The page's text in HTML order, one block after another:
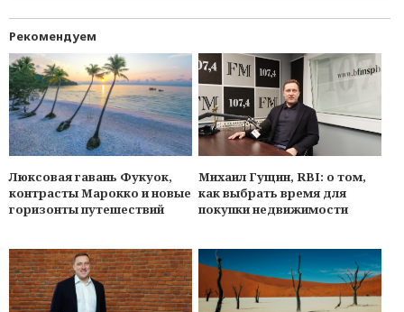
Рекомендуем
Люксовая гавань Фукуок,
контрасты Марокко и новые
горизонты путешествий
Михаил Гущин, RBI: о том,
как выбрать время для
покупки недвижимости